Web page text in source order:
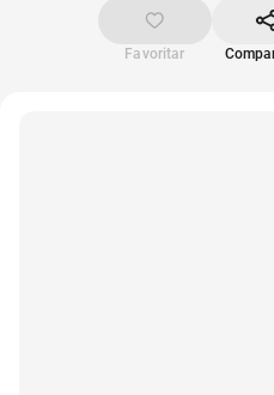
Favoritar